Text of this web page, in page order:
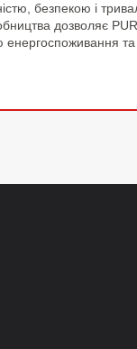
безпекою і
дозволяє